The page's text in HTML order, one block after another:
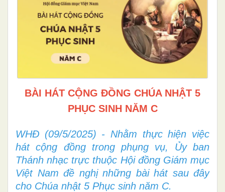
BÀI HÁT CỘNG ĐỒNG CHÚA NHẬT 5
PHỤC SINH NĂM C
WHĐ (09/5/2025) - Nhằm thực hiện việc
hát cộng đồng trong phụng vụ, Ủy ban
Thánh nhạc trực thuộc Hội đồng Giám mục
Việt Nam đề nghị những bài hát sau đây
cho Chúa nhật 5 Phục sinh năm C.